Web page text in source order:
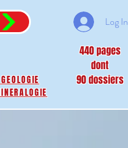
Log In
440 pages
dont
90 dossiers